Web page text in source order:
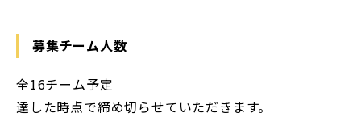
募集チーム人数
全16チーム予定
達した時点で締め切らせていただきます。